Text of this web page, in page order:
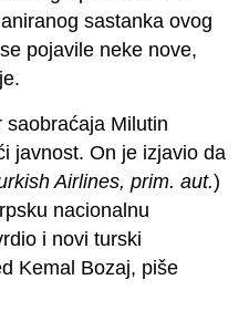
sastanka ovog
pojavile neke nove,
saobraćaja Milutin
javnost. On je izjavio da
Airlines, prim. aut.)
nacionalnu
i novi turski
Kemal Bozaj, piše